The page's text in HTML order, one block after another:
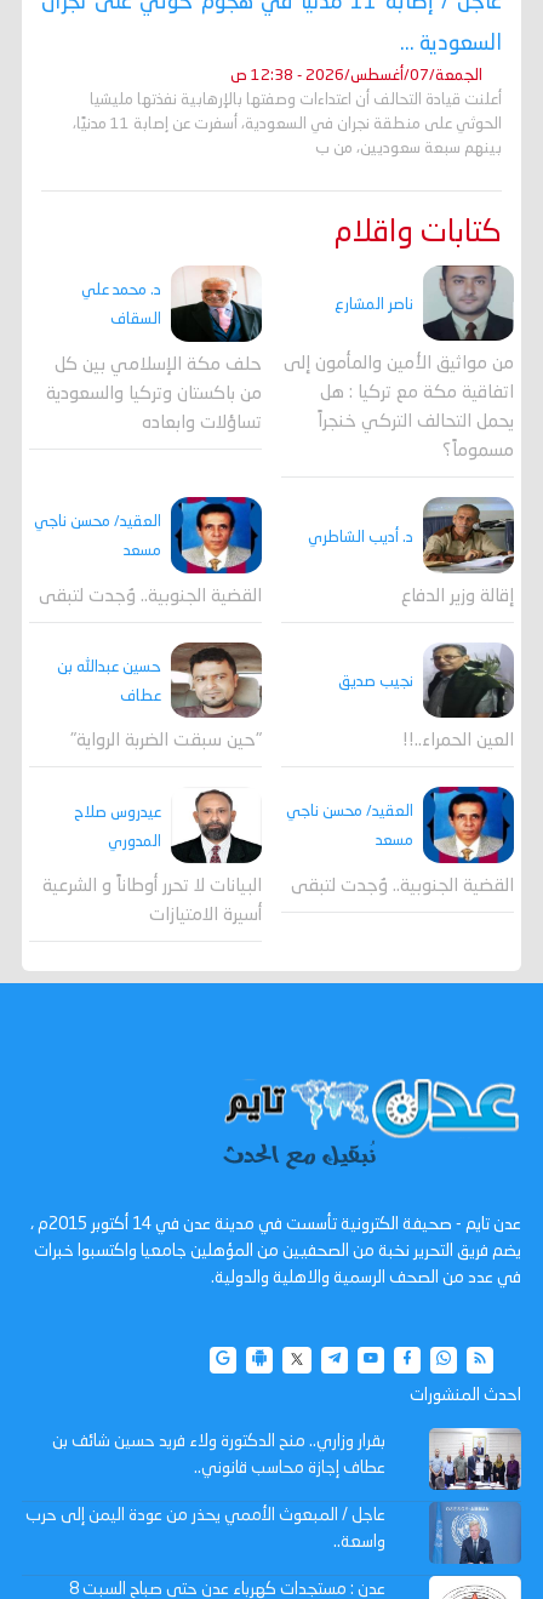
السعودية ...
الجمعة/07/أغسطس/2026 - 12:38 ص
أعلنت قيادة التحالف أن اعتداءات وصفتها بالإرهابية نفذتها مليشيا
الحوثي على منطقة نجران في السعودية، أسفرت عن إصابة 11 مدنيًا،
بينهم سبعة سعوديين، من ب
كتابات واقلام
ناصر المشارع
من مواثيق الأمين والمأمون إلى
اتفاقية مكة مع تركيا : هل
يحمل التحالف التركي خنجراً
مسموماً؟
د. محمد علي
السقاف
حلف مكة الإسلامي بين كل
من باكستان وتركيا والسعودية
تساؤلات وابعاده
د. أديب الشاطري
إقالة وزير الدفاع
العقيد/ محسن ناجي
مسعد
القضية الجنوبية.. وُجدت لتبقى
نجيب صديق
العين الحمراء..!!
حسين عبدالله بن
عطاف
"حين سبقت الضربة الرواية"
العقيد/ محسن ناجي
مسعد
القضية الجنوبية.. وُجدت لتبقى
عيدروس صلاح
المدوري
البيانات لا تحرر أوطاناً و الشرعية
أسيرة الامتيازات
عدن تايم - صحيفة الكترونية تأسست في مدينة عدن في 14 أكتوبر 2015م ،
يضم فريق التحرير نخبة من الصحفيين من المؤهلين جامعيا واكتسبوا خبرات
في عدد من الصحف الرسمية والاهلية والدولية.
احدث المنشورات
بقرار وزاري.. منح الدكتورة ولاء فريد حسين شائف بن
عطاف إجازة محاسب قانوني..
عاجل / المبعوث الأممي يحذر من عودة اليمن إلى حرب
واسعة..
عدن : مستجدات كهرباء عدن حتى صباح السبت 8